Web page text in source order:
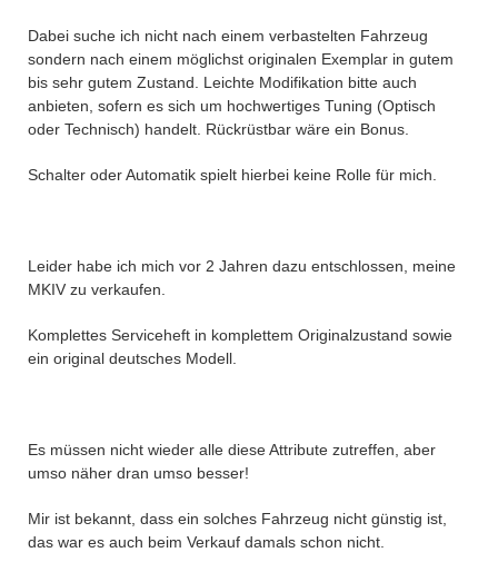
Dabei suche ich nicht nach einem verbastelten Fahrzeug
sondern nach einem möglichst originalen Exemplar in gutem
bis sehr gutem Zustand. Leichte Modifikation bitte auch
anbieten, sofern es sich um hochwertiges Tuning (Optisch
oder Technisch) handelt. Rückrüstbar wäre ein Bonus.
Schalter oder Automatik spielt hierbei keine Rolle für mich.
Leider habe ich mich vor 2 Jahren dazu entschlossen, meine
MKIV zu verkaufen.
Komplettes Serviceheft in komplettem Originalzustand sowie
ein original deutsches Modell.
Es müssen nicht wieder alle diese Attribute zutreffen, aber
umso näher dran umso besser!
Mir ist bekannt, dass ein solches Fahrzeug nicht günstig ist,
das war es auch beim Verkauf damals schon nicht.